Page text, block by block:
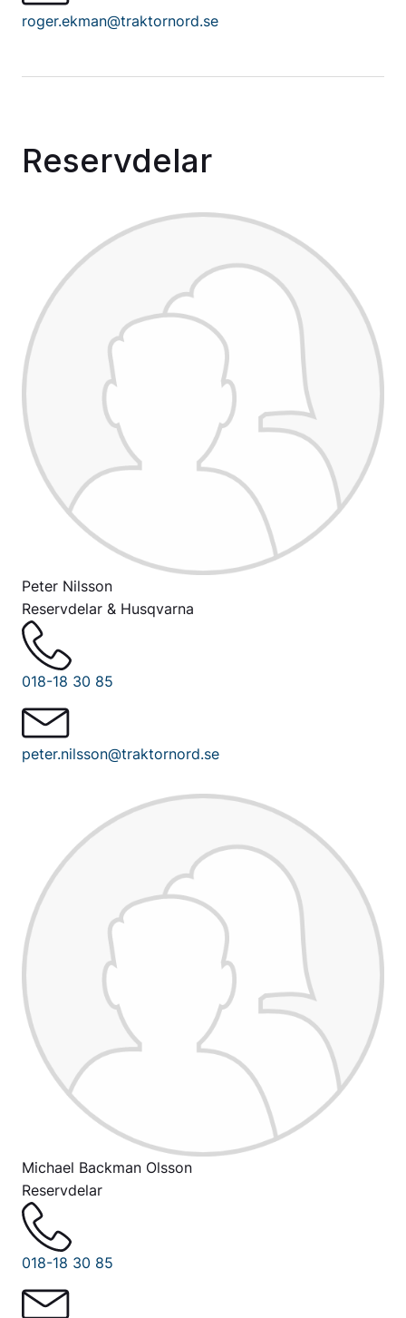
roger.ekman@traktornord.se
Reservdelar
Peter Nilsson
Reservdelar & Husqvarna
018-18 30 85
peter.nilsson@traktornord.se
Michael Backman Olsson
Reservdelar
018-18 30 85